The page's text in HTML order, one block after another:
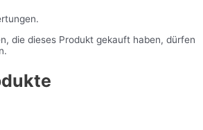
die dieses Produkt gekauft haben, dürfen